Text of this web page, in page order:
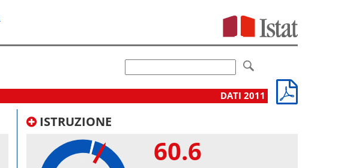
DATI 2011
ISTRUZIONE
60.6